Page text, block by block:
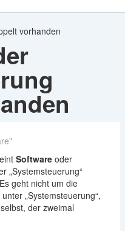
vorhanden
Softwareoder
„Systemsteuerung“
geht nicht um die
„Systemsteuerung“,
der zweimal